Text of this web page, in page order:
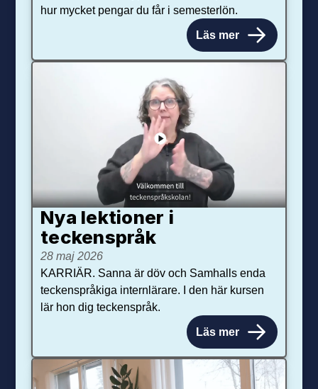
hur mycket pengar du får i semesterlön.
Läs mer
Nya lektioner i
teckenspråk
28 maj 2026
KARRIÄR. Sanna är döv och Samhalls enda
teckenspråkiga internlärare. I den här kursen
lär hon dig teckenspråk.
Läs mer